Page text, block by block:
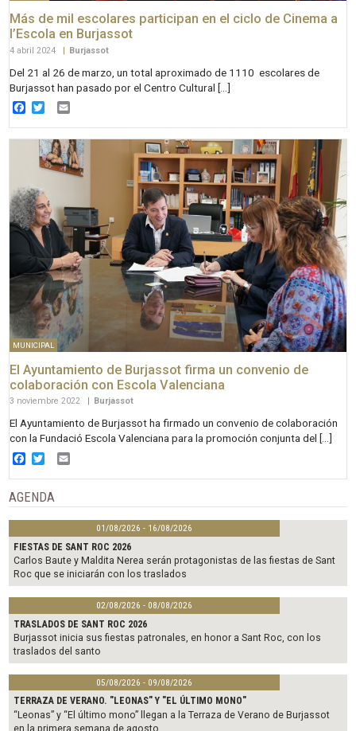
Más de mil escolares participan en el ciclo de Cinema a
l’Escola en Burjassot
4 abril 2024 | Burjassot
Del 21 al 26 de marzo, un total aproximado de 1110 escolares de
Burjassot han pasado por el Centro Cultural […]
Facebook
Twitter
MUNICIPAL
El Ayuntamiento de Burjassot firma un convenio de
colaboración con Escola Valenciana
3 noviembre 2022 Burjassot
El Ayuntamiento de Burjassot ha firmado un convenio de colaboración
con la Fundació Escola Valenciana para la promoción conjunta del […]
Facebook
Twitter
AGENDA
01/08/2026 - 16/08/2026
FIESTAS DE SANT ROC 2026
Carlos Baute y Maldita Nerea serán protagonistas de las fiestas de Sant
Roc que se iniciarán con los traslados
02/08/2026 - 08/08/2026
TRASLADOS DE SANT ROC 2026
Burjassot inicia sus fiestas patronales, en honor a Sant Roc, con los
traslados del santo
05/08/2026 - 09/08/2026
TERRAZA DE VERANO. "LEONAS" Y "EL ÚLTIMO MONO"
“Leonas” y “El último mono” llegan a la Terraza de Verano de Burjassot
en la primera semana de agosto